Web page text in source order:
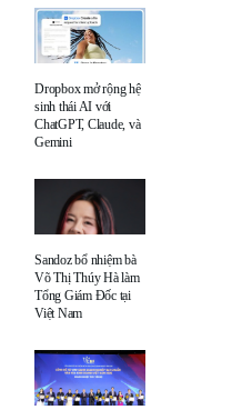
Dropbox mở rộng hệ
sinh thái AI với
ChatGPT, Claude, và
Gemini
Sandoz bổ nhiệm bà
Võ Thị Thúy Hà làm
Tổng Giám Đốc tại
Việt Nam